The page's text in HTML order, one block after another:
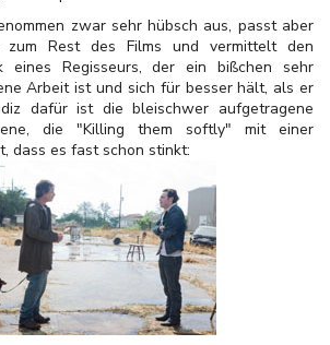
zwar sehr hübsch aus, passt aber
Rest des Films und vermittelt den
eines Regisseurs, der ein bißchen sehr
Arbeit ist und sich für besser hält, als er
dafür ist die bleischwer aufgetragene
die "Killing them softly" mit einer
dass es fast schon stinkt: